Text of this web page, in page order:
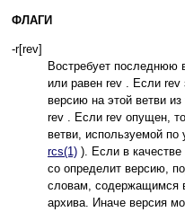
ФЛАГИ
-r[rev]
Востребует последнюю
или равен rev . Если rev
версию на этой ветви
rev . Если rev опущен,
ветви, используемой
rcs(1) ). Если в
co определит версию,
словам, содержащимся
архива. Иначе версия